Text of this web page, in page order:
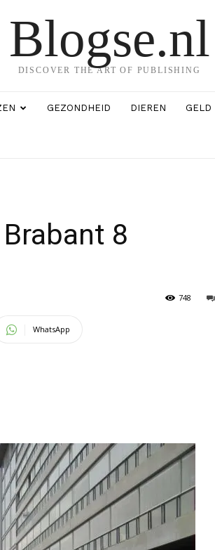
Blogse.nl
DISCOVER THE ART OF PUBLISHING
GEZONDHEID DIEREN GELD
8
748
WhatsApp